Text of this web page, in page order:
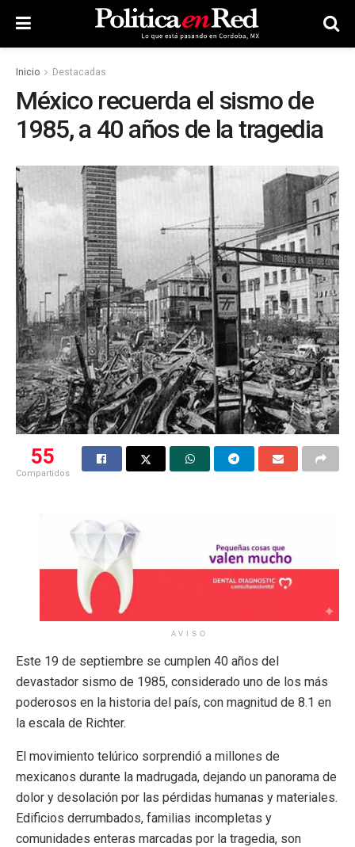
Inicio Destacadas
México recuerda el sismo de
1985, a 40 años de la tragedia
55
Compartidos
AVISO
Este 19 de septiembre se cumplen 40 años del
devastador sismo de 1985, considerado uno de los más
poderosos en la historia del país, con magnitud de 8.1 en
la escala de Richter.
El movimiento telúrico sorprendió a millones de
mexicanos durante la madrugada, dejando un panorama de
dolor y desolación por las pérdidas humanas y materiales.
Edificios derrumbados, familias incompletas y
comunidades enteras marcadas por la tragedia, son